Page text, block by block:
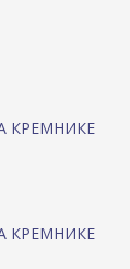
КРЕМНИКЕ
КРЕМНИКЕ